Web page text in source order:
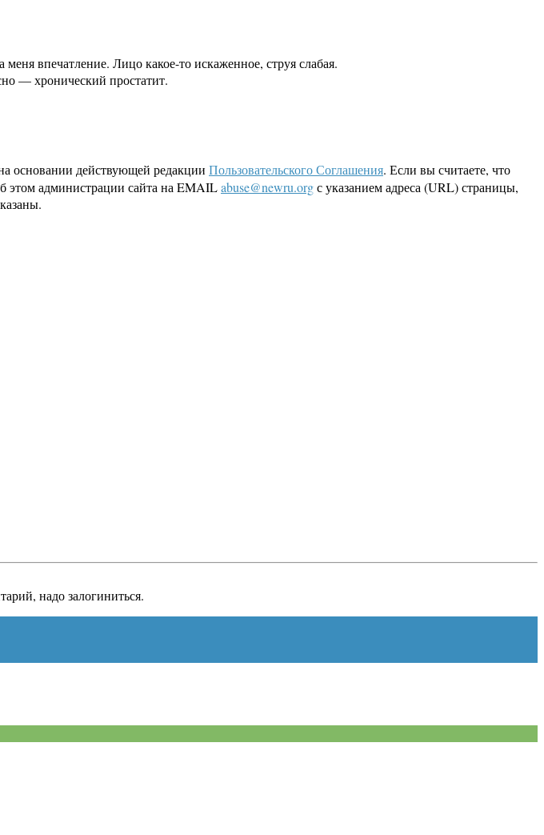
впечатление. Лицо какое-то искаженное, струя слабая.
— хронический простатит.
основании действующей редакции Пользовательского Соглашения. Если вы считаете, что
этом администрации сайта на EMAILabuse@newru.orgс указанием адреса (URL) страницы,
надо залогиниться.